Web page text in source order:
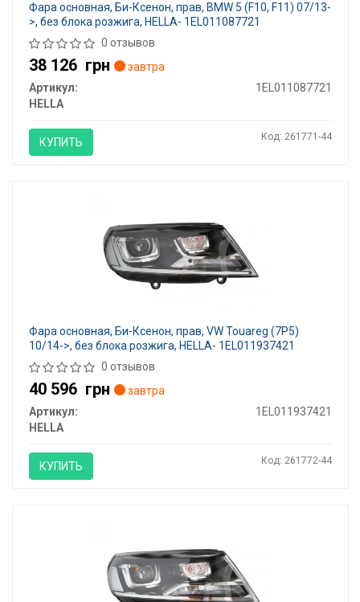
Фара основная, Би-Ксенон, прав, BMW 5 (F10, F11) 07/13-
>, без блока розжига, HELLA- 1EL011087721
0 отзывов
38 126 грн
завтра
Артикул:
1EL011087721
HELLA
КУПИТЬ Код: 261771-44
Фара основная, Би-Ксенон, прав, VW Touareg (7P5)
10/14->, без блока розжига, HELLA- 1EL011937421
0 отзывов
40 596 грн
завтра
Артикул:
1EL011937421
HELLA
КУПИТЬ Код: 261772-44